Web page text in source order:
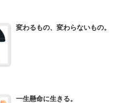
変わるもの、変わらないもの。
一生懸命に生きる。